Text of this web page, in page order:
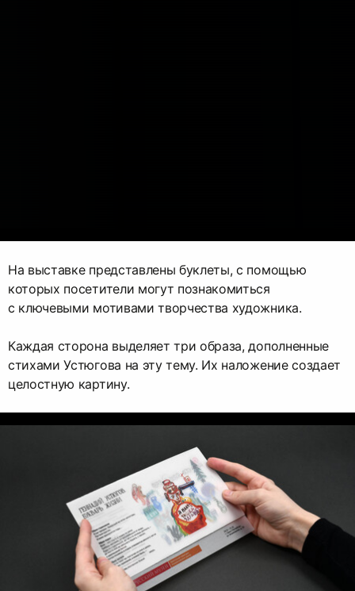
На выставке представлены буклеты, с помощью
которых посетители могут познакомиться
с ключевыми мотивами творчества художника.
Каждая сторона выделяет три образа, дополненные
стихами Устюгова на эту тему. Их наложение создает
целостную картину.